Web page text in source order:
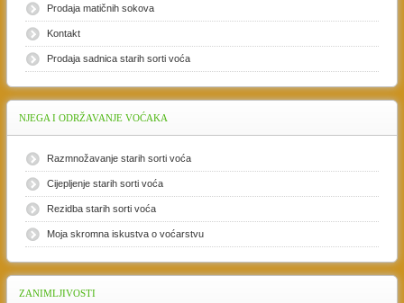
Prodaja matičnih sokova
Kontakt
Prodaja sadnica starih sorti voća
NJEGA I ODRŽAVANJE VOĆAKA
Razmnožavanje starih sorti voća
Cijepljenje starih sorti voća
Rezidba starih sorti voća
Moja skromna iskustva o voćarstvu
ZANIMLJIVOSTI